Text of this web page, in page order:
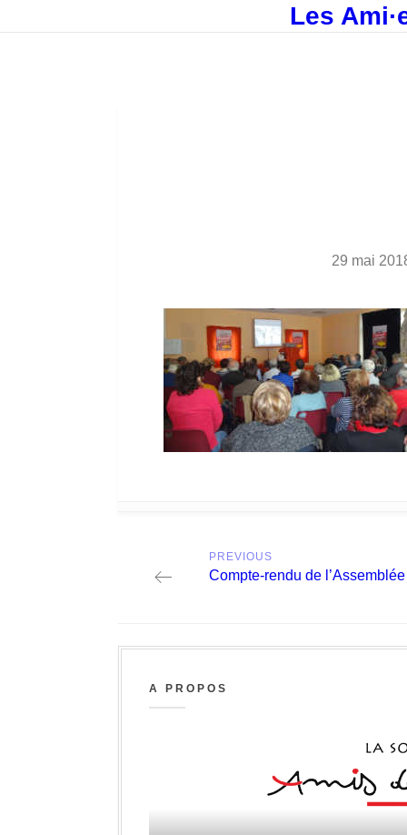
Les
29 mai
navigation
PREVIOUS
Previous
Compte-rendu de
A PROPOS